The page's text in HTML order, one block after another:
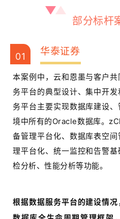
部分标杆
01 华泰证券
本案例中，云和恩墨与客户
务平台的典型设计、集中开
务平台主要实现数据库建设
境中所有的Oracle数据库。
备管理平台化、 数据库表空间
理平台化、 统一监控和告警基
检分析、 性能分析等功能。
根据数据服务平台的建设情